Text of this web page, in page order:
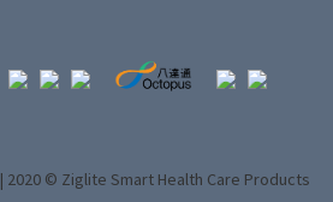
| 2020 © Ziglite Smart Health Care Products